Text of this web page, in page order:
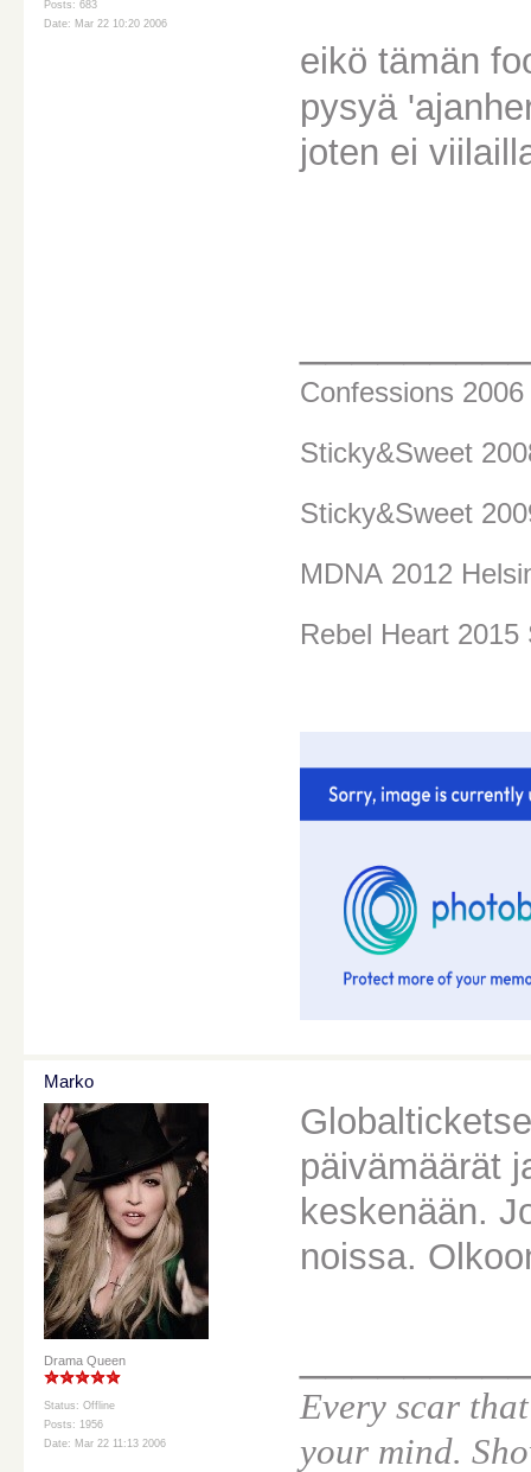
Posts: 683
Date: Mar 22 10:20 2006
eikö tämän
pysyä
joten ei
Confessions
Sticky&Sweet
Sticky&Sweet
MDNA 2012
Rebel Heart 2015
Marko
Drama Queen
Status: Offline
Posts: 1956
Date: Mar 22 11:13 2006
päivämäärät
keskenään.
noissa.
Every scar
your mind.